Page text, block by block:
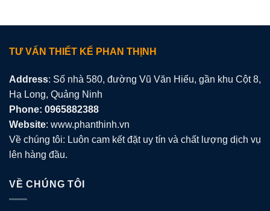
TƯ VẤN THIẾT KẾ PHAN THỊNH
Address: Số nhà 580, đường Vũ Văn Hiếu, gần khu Cột 8,
Hạ Long, Quảng Ninh
Phone: 0965882388
Website: www.phanthinh.vn
Về chúng tôi: Luôn cam kết đặt uy tín và chất lượng dịch vụ
lên hàng đầu.
VỀ CHÚNG TÔI